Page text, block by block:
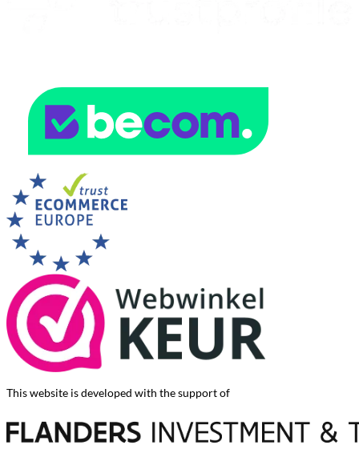
This website is developed with the support of